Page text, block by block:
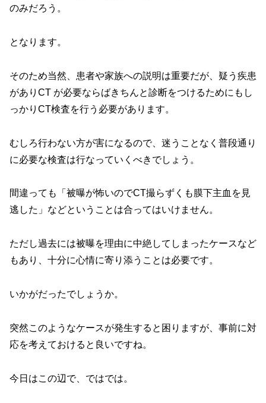
のみだろう。
となります。
そのため当然、患者や家族への説明は重要だが、疑う疾患
がありCT が必要ならばきちんと診断をつけるためにもし
っかりCT検査を行う必要があります。
むしろ行わない方が害になるので、迷うことなく普段通り
に必要な検査は行なっていくべきでしょう。
間違っても「被曝が怖いのでCT撮らずくも膜下主血を見
逃した」などということは合ってはいけません。
ただし過去には被曝を理由に中絶してしまったケースなど
もあり、十分に心情に寄り添うことは必要です。
いかがだったでしょうか。
突然このようなケースが発生すると困りますが、事前に対
応を考えておけると良いですね。
今日はこの辺で、ではでは。